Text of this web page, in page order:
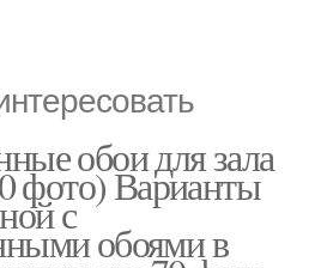
обои для зала
фото) Варианты
с
обоями в